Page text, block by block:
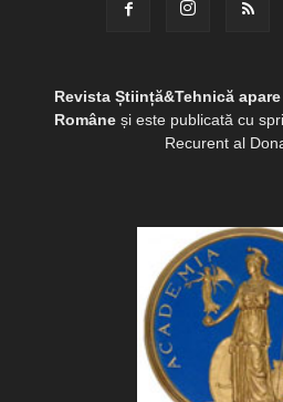
Revista Știință&Tehnică
Româneși este publicată cu
Recurent al